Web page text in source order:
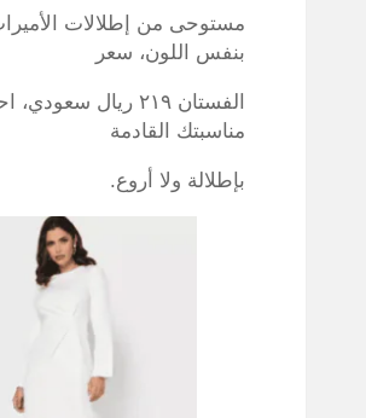
مستوحى من إطلالات
بنفس اللون، سعر
الفستان ٢١٩
مناسبتك القادمة
بإطلالة ولا أروع.